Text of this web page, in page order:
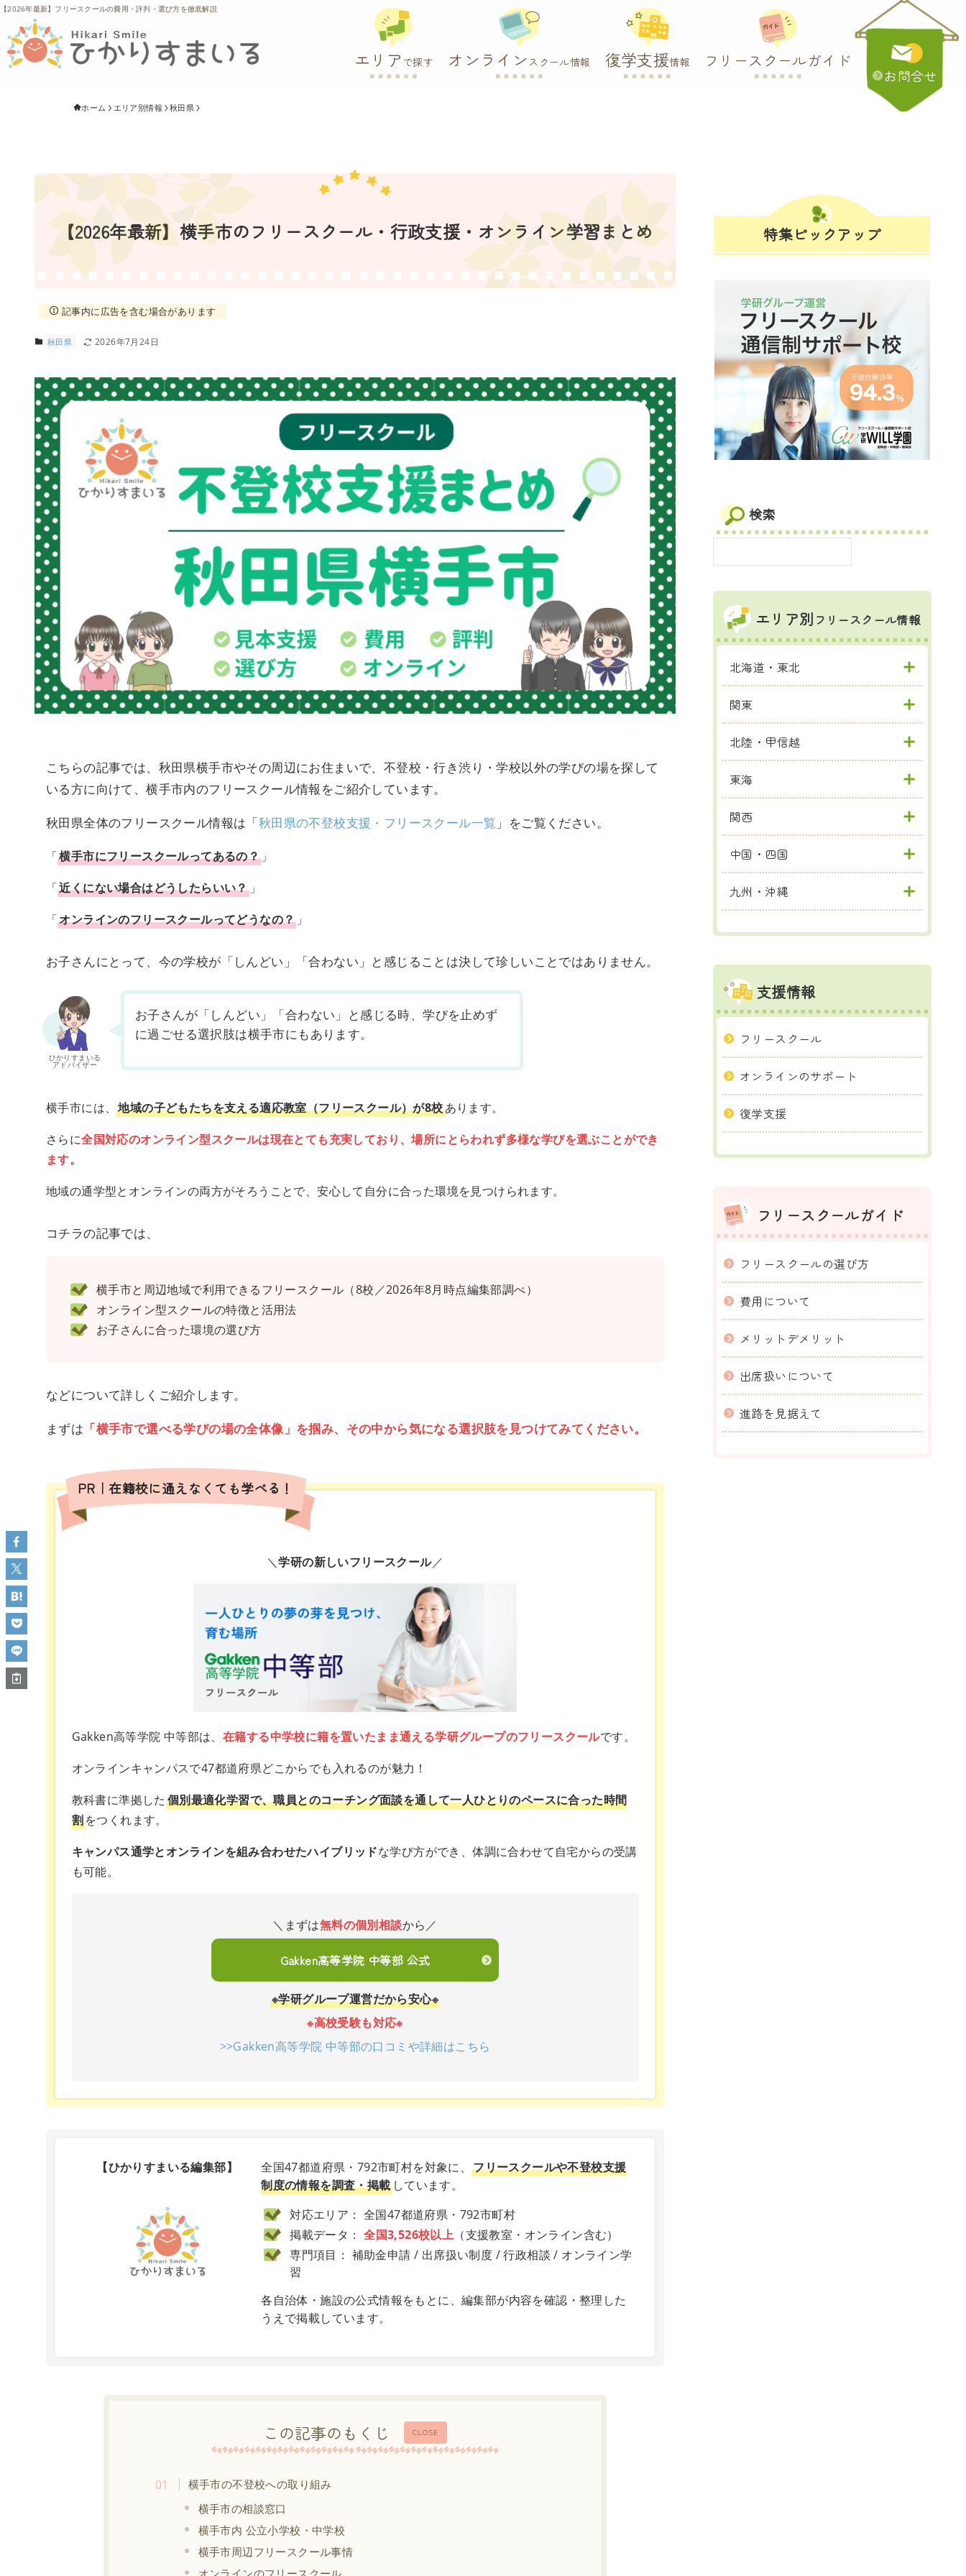
【2026年最新】フリースクールの費用・評判・選び方を徹底解説
エリア で探す オンライン スクール情報 復学支援情報 フリースクールガイド
お問合せ
ホーム エリア別情報 秋田県
【2026年最新】横手市のフリースクール・行政支援・オンライン学習まとめ
記事内に広告を含む場合があります
秋田県 2026年7月24日
こちらの記事では、秋田県横手市やその周辺にお住まいで、不登校・行き渋り・学校以外の学びの場を探して
いる方に向けて、横手市内のフリースクール情報をご紹介しています。
秋田県全体のフリースクール情報は「秋田県の不登校支援・フリースクール一覧 」をご覧ください。
「横手市にフリースクールってあるの？ 」
「近くにない場合はどうしたらいい？」
「オンラインのフリースクールってどうなの？ 」
お子さんにとって、今の学校が「しんどい」「合わない」と感じることは決して珍しいことではありません。
ひかりすまいる
アドバイザー
お子さんが「しんどい」「合わない」と感じる時、学びを止めず
に過ごせる選択肢は横手市にもあります。
横手市には、地域の子どもたちを支える適応教室（フリースクール）が8校あります。
さらに全国対応のオンライン型スクールは現在とても充実しており、場所にとらわれず多様な学びを選ぶことができ
ます。
地域の通学型とオンラインの両方がそろうことで、安心して自分に合った環境を見つけられます。
コチラの記事では、
横手市と周辺地域で利用できるフリースクール（8校／2026年8月時点編集部調べ）
オンライン型スクールの特徴と活用法
お子さんに合った環境の選び方
などについて詳しくご紹介します。
まずは 「横手市で選べる学びの場の全体像」を掴み、その中から気になる選択肢を見つけてみてください。
PR｜在籍校に通えなくても学べる！
＼学研の新しいフリースクール／
Gakken高等学院 中等部は、 在籍する中学校に籍を置いたまま通える学研グループのフリースクールです。
オンラインキャンパスで47都道府県どこからでも入れるのが魅力！
教科書に準拠した 個別最適化学習で、職員とのコーチング面談を通して一人ひとりのペースに合った時間
割をつくれます。
キャンパス通学とオンラインを組み合わせたハイブリッドな学び方ができ、体調に合わせて自宅からの受講
も可能。
＼まずは無料の個別相談から／
Gakken高等学院 中等部 公式
※学研グループ運営だから安心※
※高校受験も対応※
>>Gakken高等学院 中等部の口コミや詳細はこちら
【ひかりすまいる編集部】 全国47都道府県・792市町村を対象に、フリースクールや不登校支援
制度の情報を調査・掲載しています。
対応エリア： 全国47都道府県・792市町村
掲載データ：全国3,526校以上 （支援教室・オンライン含む）
専門項目： 補助金申請 / 出席扱い制度 / 行政相談 / オンライン学
習
各自治体・施設の公式情報をもとに、編集部が内容を確認・整理した
うえで掲載しています。
CLOSE
この記事のもくじ
横手市の不登校への取り組み
横手市の相談窓口
横手市内 公立小学校・中学校
横手市周辺フリースクール事情
オンラインのフリースクール
特集ピックアップ
検索
エリア別 フリースクール情報
北海道・東北
関東
北陸・甲信越
東海
関西
中国・四国
九州・沖縄
支援情報
フリースクール
オンラインのサポート
復学支援
フリースクールガイド
フリースクールの選び方
費用について
メリットデメリット
出席扱いについて
進路を見据えて